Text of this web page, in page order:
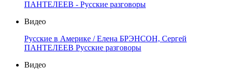
ПАНТЕЛЕЕВ - Русские разговоры
Видео
Русские в Америке / Елена БРЭНСОН, Сергей
ПАНТЕЛЕЕВ Русские разговоры
Видео